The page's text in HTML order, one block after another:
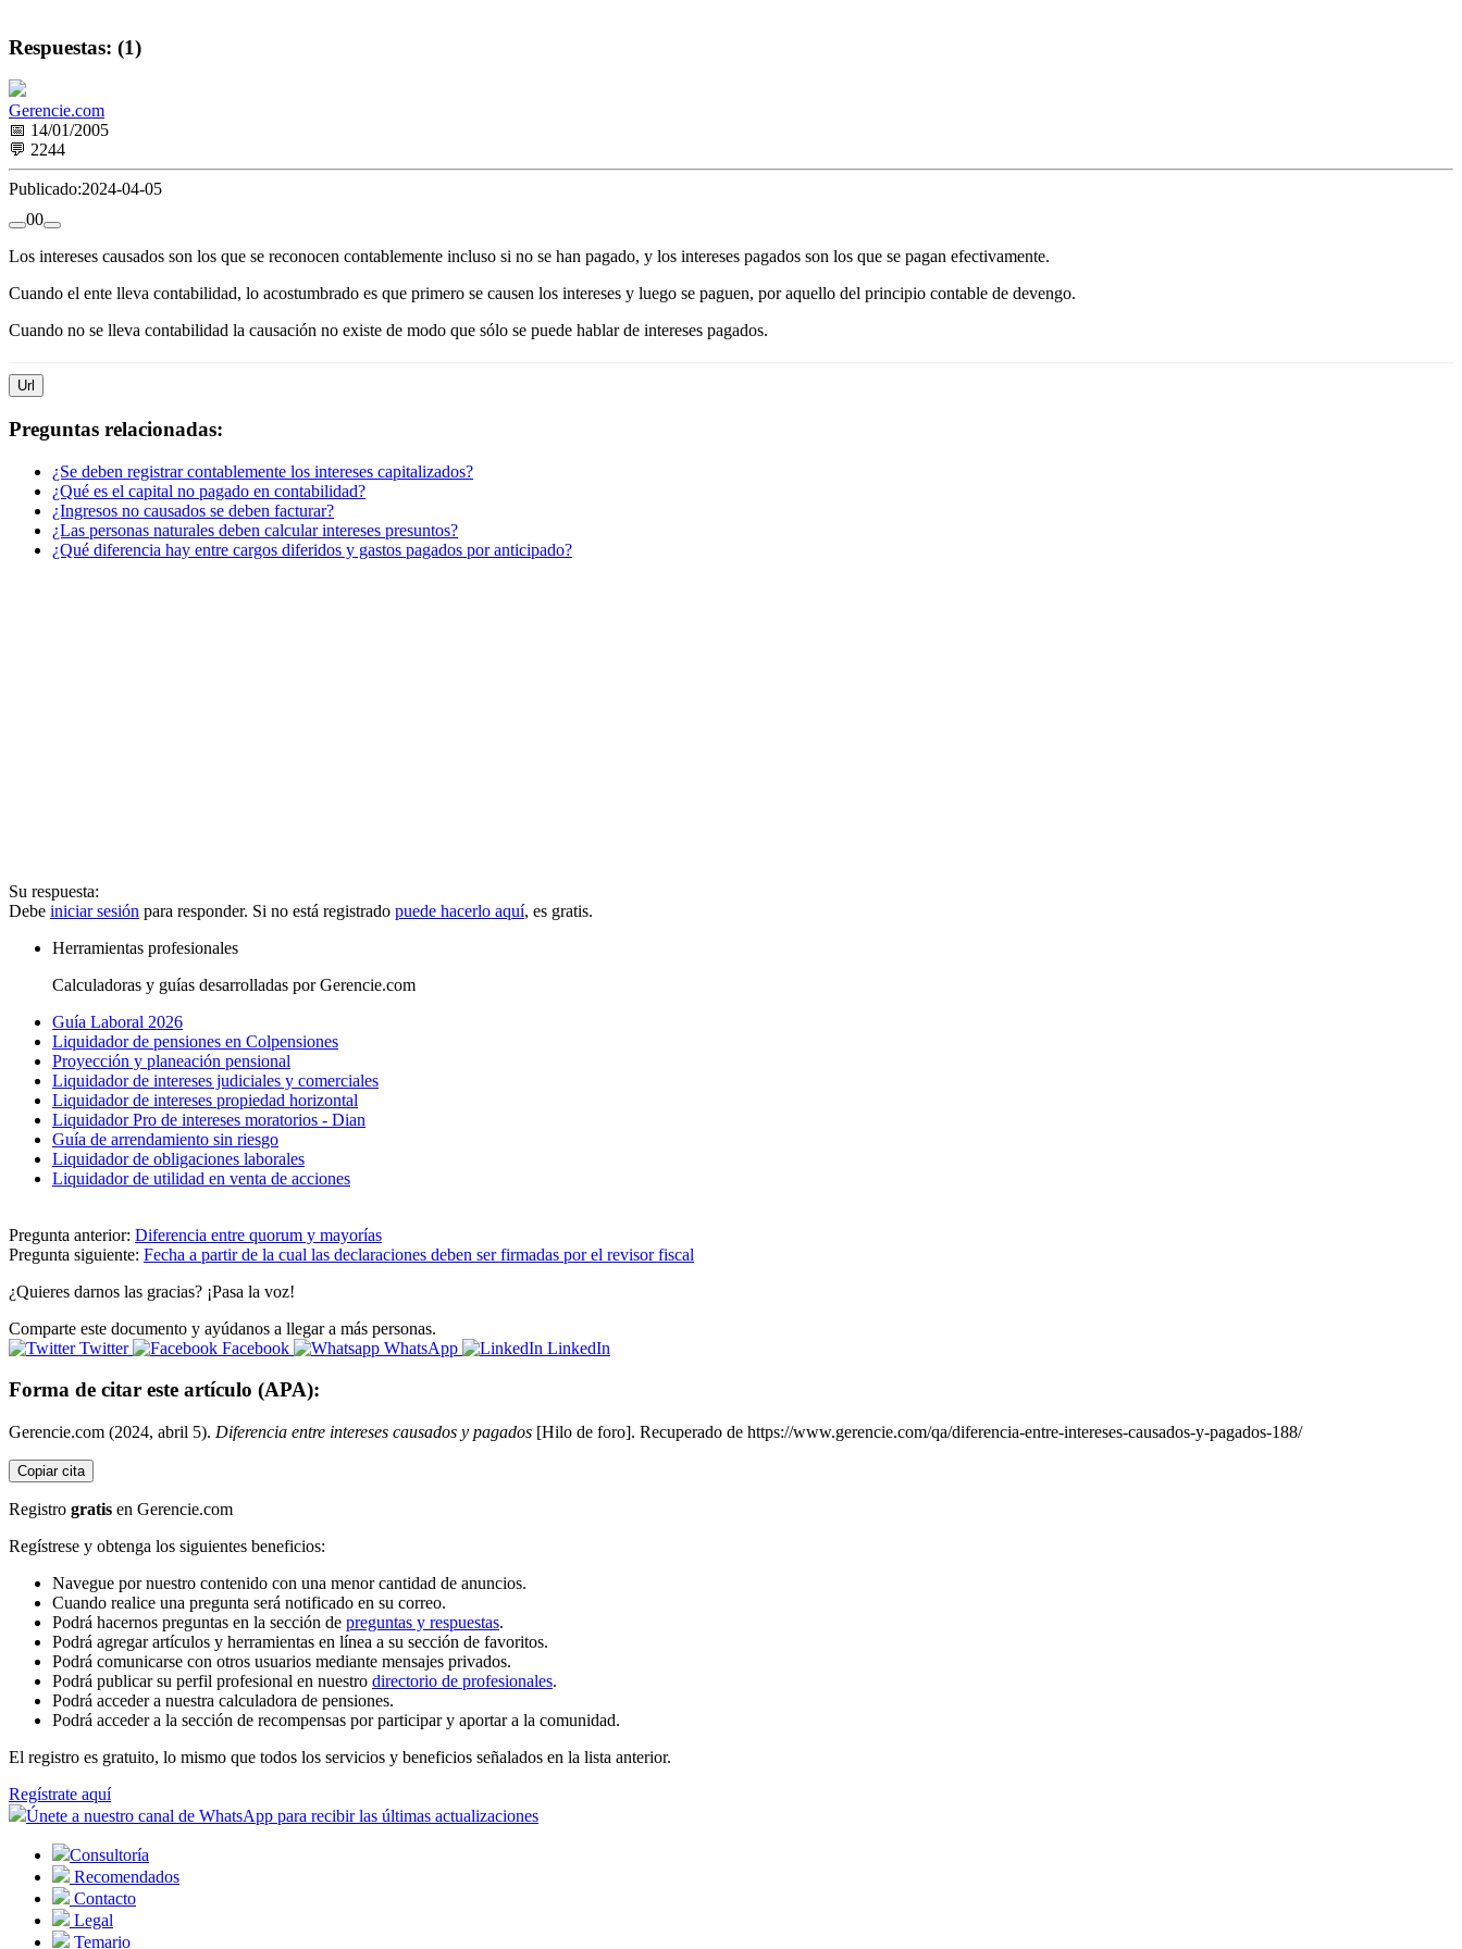
Respuestas: (1)
Gerencie.com
📅 14/01/2005
💬 2244
Publicado:2024-04-05
00
Los intereses causados son los que se reconocen contablemente incluso si no se han pagado, y los intereses pagados son los que se pagan efectivamente.
Cuando el ente lleva contabilidad, lo acostumbrado es que primero se causen los intereses y luego se paguen, por aquello del principio contable de devengo.
Cuando no se lleva contabilidad la causación no existe de modo que sólo se puede hablar de intereses pagados.
Url
Preguntas relacionadas:
¿Se deben registrar contablemente los intereses capitalizados?
¿Qué es el capital no pagado en contabilidad?
¿Ingresos no causados se deben facturar?
¿Las personas naturales deben calcular intereses presuntos?
¿Qué diferencia hay entre cargos diferidos y gastos pagados por anticipado?
Su respuesta:
Debe iniciar sesión para responder. Si no está registrado puede hacerlo aquí, es gratis.
Herramientas profesionales
Calculadoras y guías desarrolladas por Gerencie.com
Guía Laboral 2026
Liquidador de pensiones en Colpensiones
Proyección y planeación pensional
Liquidador de intereses judiciales y comerciales
Liquidador de intereses propiedad horizontal
Liquidador Pro de intereses moratorios - Dian
Guía de arrendamiento sin riesgo
Liquidador de obligaciones laborales
Liquidador de utilidad en venta de acciones
Pregunta anterior: Diferencia entre quorum y mayorías
Pregunta siguiente: Fecha a partir de la cual las declaraciones deben ser firmadas por el revisor fiscal
¿Quieres darnos las gracias? ¡Pasa la voz!
Comparte este documento y ayúdanos a llegar a más personas.
Twitter
Facebook WhatsApp LinkedIn
Forma de citar este artículo (APA):
Gerencie.com (2024, abril 5). Diferencia entre intereses causados y pagados [Hilo de foro]. Recuperado de https://www.gerencie.com/qa/diferencia-entre-intereses-causados-y-pagados-188/
Copiar cita
Registro gratis en Gerencie.com
Regístrese y obtenga los siguientes beneficios:
Navegue por nuestro contenido con una menor cantidad de anuncios.
Cuando realice una pregunta será notificado en su correo.
Podrá hacernos preguntas en la sección de preguntas y respuestas.
Podrá agregar artículos y herramientas en línea a su sección de favoritos.
Podrá comunicarse con otros usuarios mediante mensajes privados.
Podrá publicar su perfil profesional en nuestro directorio de profesionales.
Podrá acceder a nuestra calculadora de pensiones.
Podrá acceder a la sección de recompensas por participar y aportar a la comunidad.
El registro es gratuito, lo mismo que todos los servicios y beneficios señalados en la lista anterior.
Regístrate aquí
Únete a nuestro canal de WhatsApp para recibir las últimas actualizaciones
Consultoría
Recomendados
Contacto
Legal
Temario